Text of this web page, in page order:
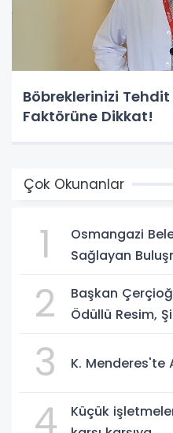
Böbreklerinizi Tehdit
Faktörüne Dikkat!
Çok Okunanlar
1
Osmangazi
Sağlayan
2
Başkan
Ödüllü Resim,
3 K. Menderes'te
4
Küçük işletmeler büyük siber